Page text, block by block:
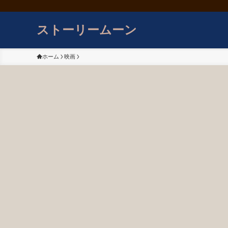
ストーリームーン
ホーム 映画